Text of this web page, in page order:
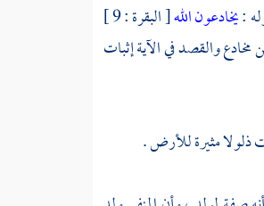
يخادعون الله
[ البقرة : 9 ]
والقصد في الآية إثبات